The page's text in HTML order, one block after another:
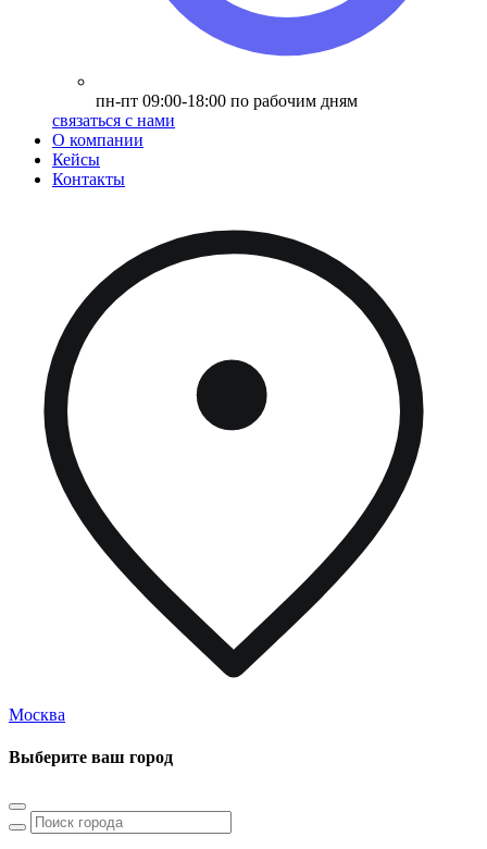
пн-пт 09:00-18:00 по рабочим дням
связаться с нами
О компании
Кейсы
Контакты
Москва
Выберите ваш город